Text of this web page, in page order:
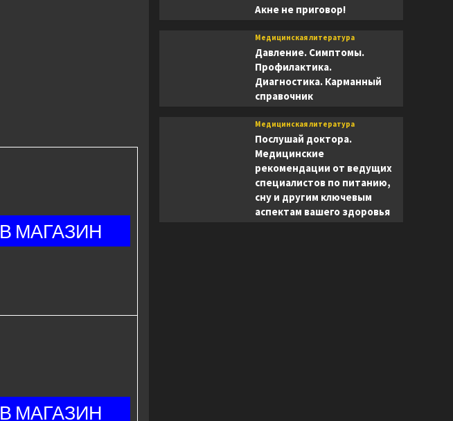
Акне не приговор!
Медицинская литература
Давление. Симптомы.
Профилактика.
Диагностика. Карманный
справочник
Медицинская литература
Послушай доктора.
Медицинские
рекомендации от ведущих
специалистов по питанию,
сну и другим ключевым
аспектам вашего здоровья